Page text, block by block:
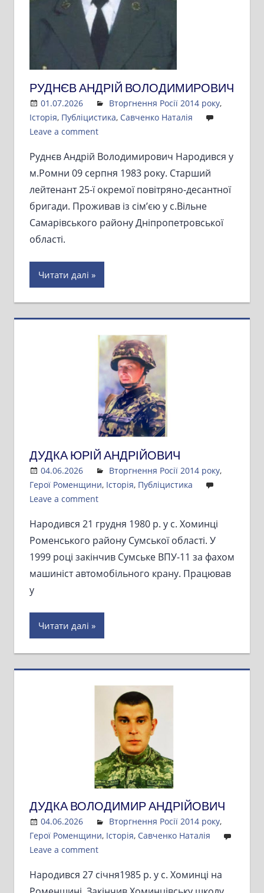
РУДНЄВ АНДРІЙ ВОЛОДИМИРОВИЧ
01.07.2026 Admin
Вторгнення Росії 2014 року,
Історія, Публіцистика, Савченко Наталія
Leave a comment
Руднєв Андрій Володимирович Народився у
м.Ромни 09 серпня 1983 року. Старший
лейтенант 25-ї окремої повітряно-десантної
бригади. Проживав із сім’єю у с.Вільне
Самарівського району Дніпропетровської
області.
Читати далі
ДУДКА ЮРІЙ АНДРІЙОВИЧ
04.06.2026 Admin
Вторгнення Росії 2014 року,
Герої Роменщини, Історія, Публіцистика
Leave a comment
Народився 21 грудня 1980 р. у с. Хоминці
Роменського району Сумської області. У
1999 році закінчив Сумське ВПУ-11 за фахом
машиніст автомобільного крану. Працював
у
Читати далі
ДУДКА ВОЛОДИМИР АНДРІЙОВИЧ
04.06.2026 Admin
Вторгнення Росії 2014 року,
Герої Роменщини, Історія, Савченко Наталія
Leave a comment
Народився 27 січня1985 р. у с. Хоминці на